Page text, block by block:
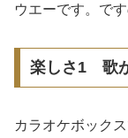
ウエーです。で
楽しさ1 歌
カラオケボック